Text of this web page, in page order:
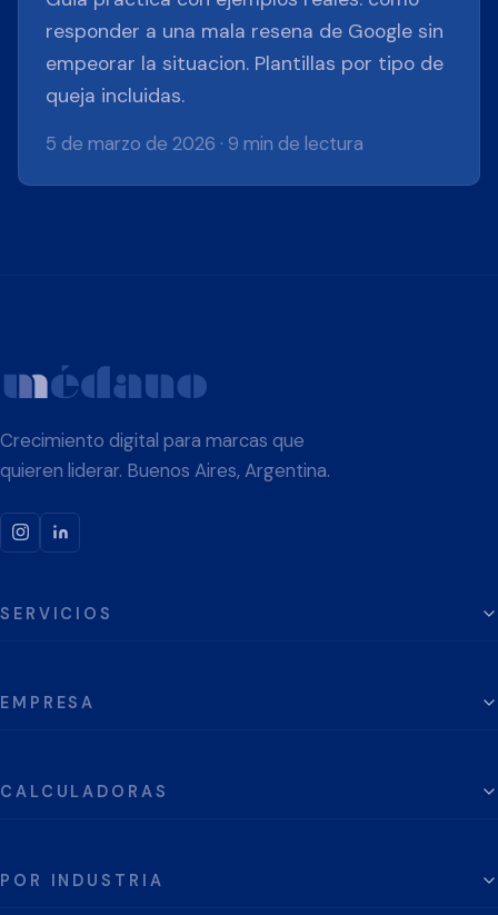
responder a una mala resena de Google sin
empeorar la situacion. Plantillas por tipo de
queja incluidas.
5 de marzo de 2026 · 9 min de lectura
Crecimiento digital para marcas que
quieren liderar. Buenos Aires, Argentina.
SERVICIOS
EMPRESA
CALCULADORAS
POR INDUSTRIA